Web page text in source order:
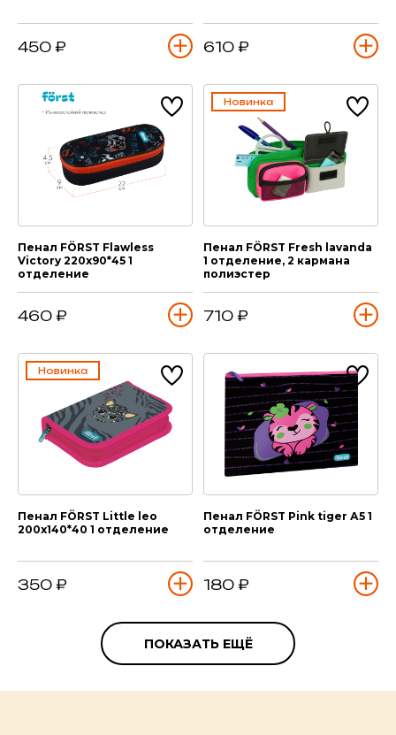
450 ₽ 610 ₽
Пенал FÖRST Flawless
Victory 220х90*45 1
отделение
460 ₽
Новинка
Пенал FÖRST Fresh lavanda
1 отделение, 2 кармана
полиэстер
710 ₽
Новинка
Пенал FÖRST Little leo
200х140*40 1 отделение
350 ₽
Пенал FÖRST Pink tiger А5 1
отделение
180 ₽
ПОКАЗАТЬ ЕЩЁ